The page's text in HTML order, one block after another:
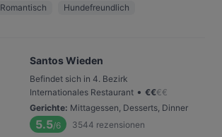
Romantisch Hundefreundlich
Santos Wieden
Befindet sich in 4. Bezirk
Internationales Restaurant • €€€€
Gerichte: Mittagessen, Desserts, Dinner
5.5/6 3544 rezensionen